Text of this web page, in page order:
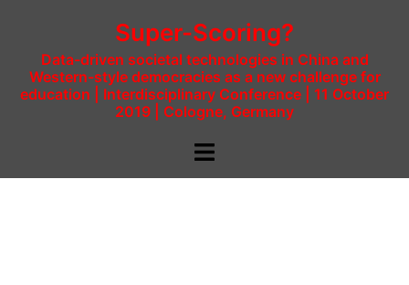
Super-Scoring?
Data-driven societal technologies in China and
Western-style democracies as a new challenge for
education | Interdisciplinary Conference | 11 October
2019 | Cologne, Germany